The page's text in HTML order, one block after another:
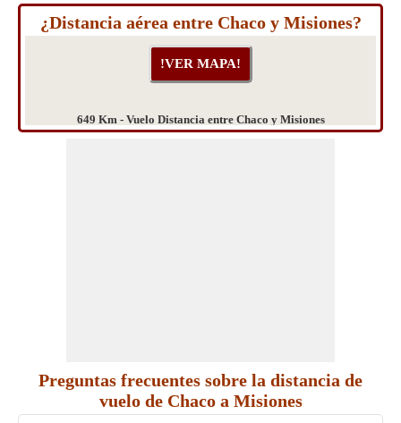
¿Distancia aérea entre Chaco y Misiones?
649 Km - Vuelo Distancia entre Chaco y Misiones
Preguntas frecuentes sobre la distancia de
vuelo de Chaco a Misiones